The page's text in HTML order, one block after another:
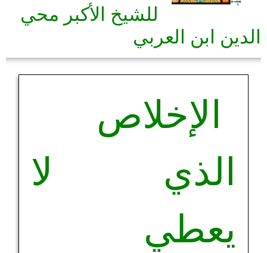
للشيخ الأكبر محي
الدين ابن العربي
الإخلاص
الذي لا
يعطي